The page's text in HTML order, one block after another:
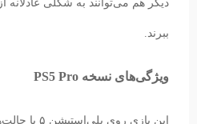
دیگر هم می‌توانند به شکلی عادلانه
ببرند.
ویژگی‌های نسخه PS5 Pro